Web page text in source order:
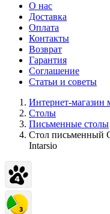
О нас
Доставка
Оплата
Контакты
Возврат
Гарантия
Соглашение
Статьи и советы
Интернет-магазин
Столы
Письменные столы
Стол письменный
Intarsio